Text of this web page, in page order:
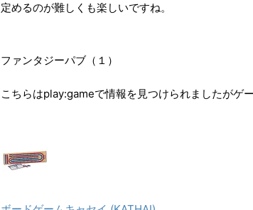
定めるのが難しくも楽しいですね。
ファンタジーパブ（１）
こちらはplay:gameで情報を見つけられましたがゲ